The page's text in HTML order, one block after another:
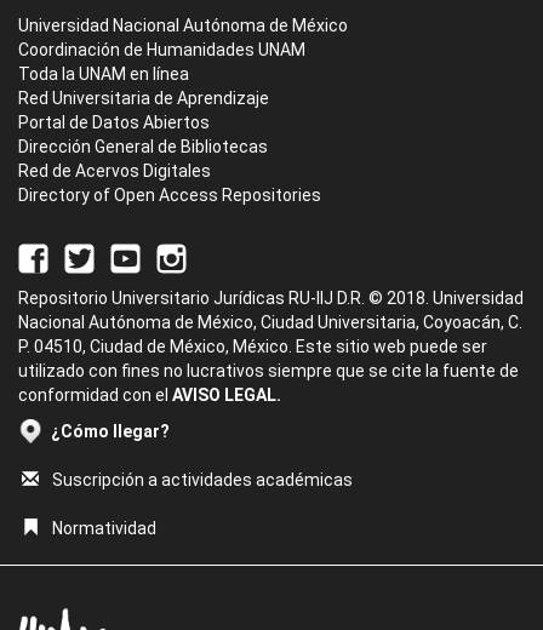
Universidad Nacional Autónoma de México
Coordinación de Humanidades UNAM
Toda la UNAM en línea
Red Universitaria de Aprendizaje
Portal de Datos Abiertos
Dirección General de Bibliotecas
Red de Acervos Digitales
Directory of Open Access Repositories
Repositorio Universitario Jurídicas RU-IIJ D.R. © 2018. Universidad
Nacional Autónoma de México, Ciudad Universitaria, Coyoacán, C.
P. 04510, Ciudad de México, México. Este sitio web puede ser
utilizado con fines no lucrativos siempre que se cite la fuente de
conformidad con el AVISO LEGAL.
¿Cómo llegar?
Suscripción a actividades académicas
Normatividad